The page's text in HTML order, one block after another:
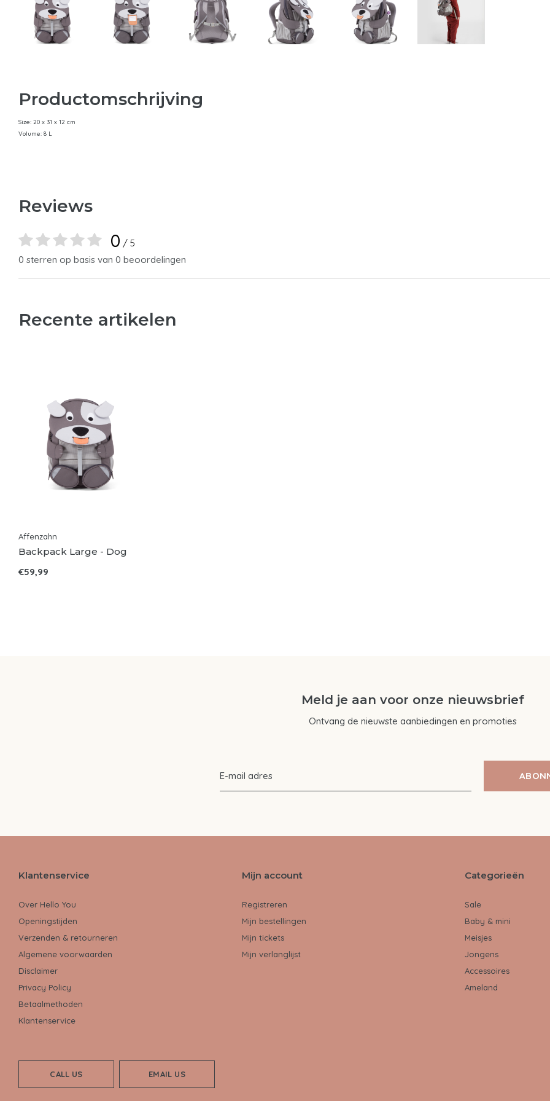
Productomschrijving
Size: 20 x 31 x 12 cm
Volume: 8 L
Reviews
0 / 5
0 sterren op basis van 0 beoordelingen
Recente artikelen
Affenzahn
Backpack Large - Dog
€59,99
Meld je aan voor onze nieuwsbrief
Ontvang de nieuwste aanbiedingen en promoties
Klantenservice
Over Hello You
Openingstijden
Verzenden & retourneren
Algemene voorwaarden
Disclaimer
Privacy Policy
Betaalmethoden
Klantenservice
Mijn account
Registreren
Mijn bestellingen
Mijn tickets
Mijn verlanglijst
Categorieën
Sale
Baby & mini
Meisjes
Jongens
Accessoires
Ameland
CALL US EMAIL US